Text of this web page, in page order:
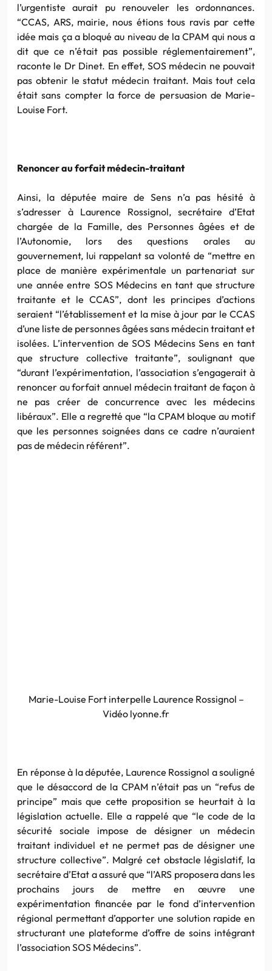
l’urgentiste aurait pu renouveler les ordonnances.
“CCAS, ARS, mairie, nous étions tous ravis par cette
idée mais ça a bloqué au niveau de la CPAM qui nous a
dit que ce n’était pas possible réglementairement”,
raconte le Dr Dinet. En effet, SOS médecin ne pouvait
pas obtenir le statut médecin traitant. Mais tout cela
était sans compter la force de persuasion de Marie-
Louise Fort.
Renoncer au forfait médecin-traitant
Ainsi, la députée maire de Sens n’a pas hésité à
s’adresser à Laurence Rossignol, secrétaire d’Etat
chargée de la Famille, des Personnes âgées et de
l’Autonomie, lors des questions orales au
gouvernement, lui rappelant sa volonté de “mettre en
place de manière expérimentale un partenariat sur
une année entre SOS Médecins en tant que structure
traitante et le CCAS”, dont les principes d’actions
seraient “l’établissement et la mise à jour par le CCAS
d’une liste de personnes âgées sans médecin traitant et
isolées. L’intervention de SOS Médecins Sens en tant
que structure collective traitante”, soulignant que
“durant l’expérimentation, l’association s’engagerait à
renoncer au forfait annuel médecin traitant de façon à
ne pas créer de concurrence avec les médecins
libéraux”. Elle a regretté que “la CPAM bloque au motif
que les personnes soignées dans ce cadre n’auraient
pas de médecin référent”.
Marie-Louise Fort interpelle Laurence Rossignol –
Vidéo lyonne.fr
En réponse à la députée, Laurence Rossignol a souligné
que le désaccord de la CPAM n’était pas un “refus de
principe” mais que cette proposition se heurtait à la
législation actuelle. Elle a rappelé que “le code de la
sécurité sociale impose de désigner un médecin
traitant individuel et ne permet pas de désigner une
structure collective”. Malgré cet obstacle législatif, la
secrétaire d’Etat a assuré que “l’ARS proposera dans les
prochains jours de mettre en œuvre une
expérimentation financée par le fond d’intervention
régional permettant d’apporter une solution rapide en
structurant une plateforme d’offre de soins intégrant
l’association SOS Médecins”.